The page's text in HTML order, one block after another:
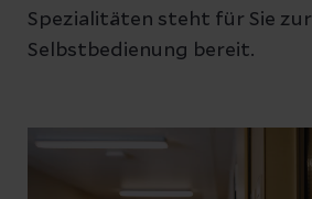
Spezialitäten steht für Sie zur
Selbstbedienung bereit.